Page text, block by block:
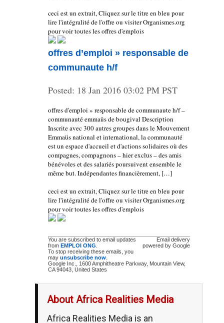
ceci est un extrait, Cliquez sur le titre en bleu pour
lire l'intégralité de l'offre ou visiter Organismes.org
pour voir toutes les offres d'emplois
offres d’emploi » responsable de
communaute h/f
Posted: 18 Jan 2016 03:02 PM PST
offres d'emploi » responsable de communaute h/f –
communauté emmaüs de bougival Description
Inscrite avec 300 autres groupes dans le Mouvement
Emmaüs national et international, la communauté
est un espace d'accueil et d'actions solidaires où des
compagnes, compagnons – hier exclus – des amis
bénévoles et des salariés poursuivent ensemble le
même but. Indépendantes financièrement, […]
ceci est un extrait, Cliquez sur le titre en bleu pour
lire l'intégralité de l'offre ou visiter Organismes.org
pour voir toutes les offres d'emplois
You are subscribed to email updates
from EMPLOI ONG
To stop receiving these emails, you
may unsubscribe now
Email delivery
powered by Google
Google Inc., 1600 Amphitheatre Parkway, Mountain View,
CA 94043, United States
About Africa Realities Media
Africa Realities Media is an